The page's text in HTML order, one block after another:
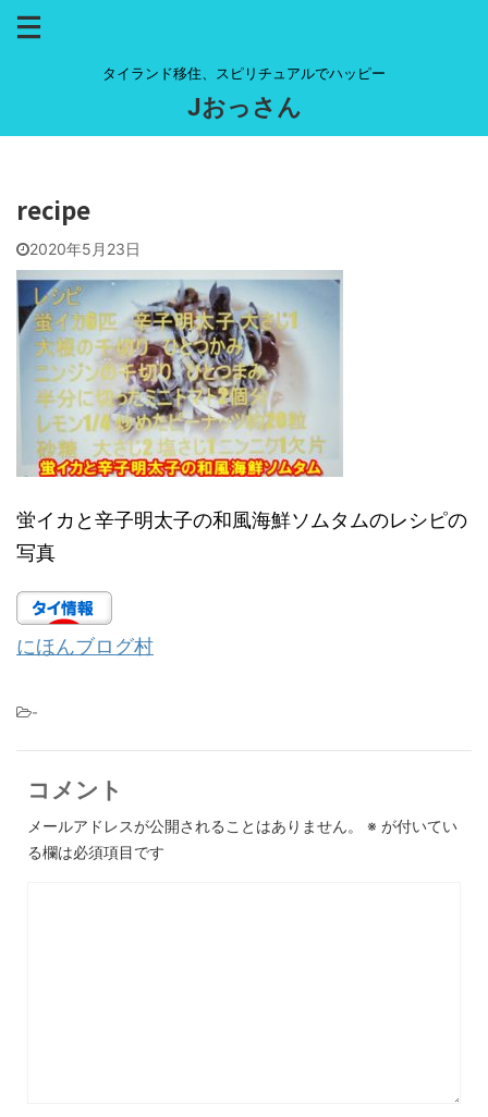
タイランド移住、スピリチュアルでハッピー
Jおっさん
recipe
2020年5月23日
蛍イカと辛子明太子の和風海鮮ソムタムのレシピの
写真
にほんブログ村
-
コメント
メールアドレスが公開されることはありません。 ※ が付いてい
る欄は必須項目です